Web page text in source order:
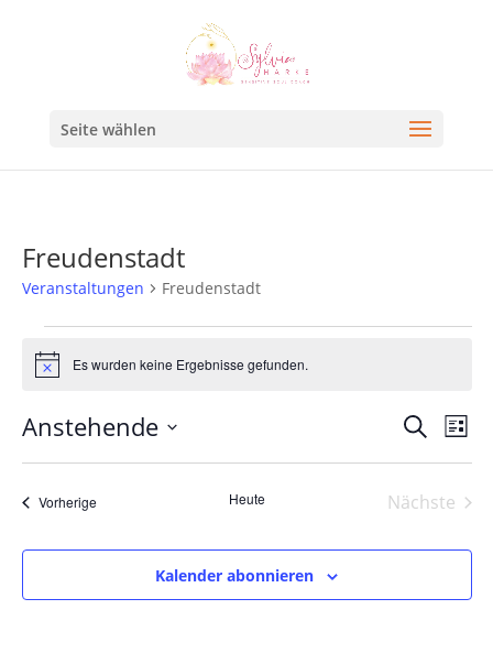
Seite wählen
Freudenstadt
Veranstaltungen Freudenstadt
HinweisEs wurden keine Ergebnisse gefunden.
Suche
und
SucheListe
Anstehende
Datum
wählen.
VorherigeVeranstaltungen Heute
Nächste
Kalender abonnieren